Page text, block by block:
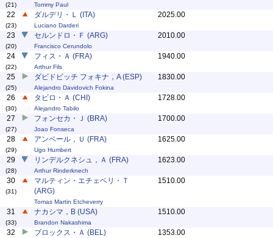
(21) Tommy Paul
22
(23)
ダルデリ・Ｌ (ITA)
Luciano Darderi
2025.00
23
(20)
セルンドロ・Ｆ (ARG)
Francisco Cerundolo
2010.00
24
(22)
フィス・Ａ (FRA)
Arthur Fils
1940.00
25
(25)
ダビドビッチ フォキナ，A (ESP)
Alejandro Davidovich Fokina
1830.00
26
(30)
タビロ・Ａ (CHI)
Alejandro Tabilo
1728.00
27
(27)
フォンセカ・Ｊ (BRA)
Joao Fonseca
1700.00
28
(29)
アンベール，Ｕ (FRA)
Ugo Humbert
1625.00
29
(28)
リンデルクネシュ，Ａ (FRA)
Arthur Rinderknech
1623.00
30
(31)
マルティン・エチェベリ・Ｔ
(ARG)
Tomas Martin Etcheverry
1510.00
31
(33)
ナカシマ，B (USA)
Brandon Nakashima
1510.00
32 ブロックス・Ａ (BEL) 1353.00